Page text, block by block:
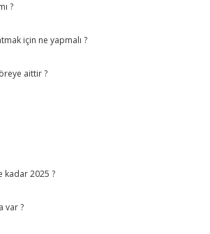
?
için ne yapmalı ?
aittir ?
kadar 2025 ?
var ?